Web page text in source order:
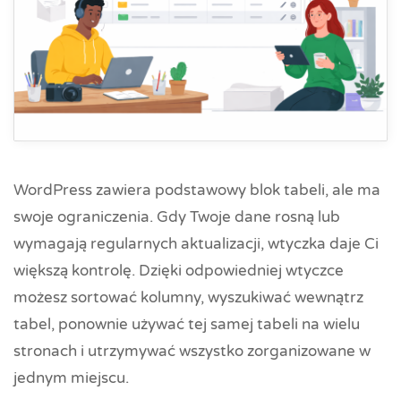
WordPress zawiera podstawowy blok tabeli, ale ma
swoje ograniczenia. Gdy Twoje dane rosną lub
wymagają regularnych aktualizacji, wtyczka daje Ci
większą kontrolę. Dzięki odpowiedniej wtyczce
możesz sortować kolumny, wyszukiwać wewnątrz
tabel, ponownie używać tej samej tabeli na wielu
stronach i utrzymywać wszystko zorganizowane w
jednym miejscu.